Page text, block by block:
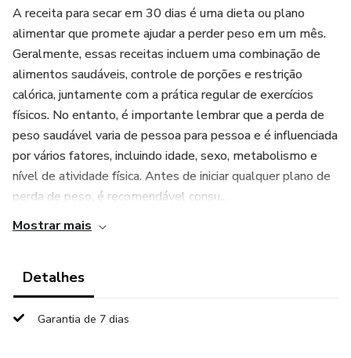
A receita para secar em 30 dias é uma dieta ou plano
alimentar que promete ajudar a perder peso em um mês.
Geralmente, essas receitas incluem uma combinação de
alimentos saudáveis, controle de porções e restrição
calórica, juntamente com a prática regular de exercícios
físicos. No entanto, é importante lembrar que a perda de
peso saudável varia de pessoa para pessoa e é influenciada
por vários fatores, incluindo idade, sexo, metabolismo e
nível de atividade física. Antes de iniciar qualquer plano de
perda de peso, é recomendável consu...
Mostrar mais
Detalhes
Garantia de 7 dias